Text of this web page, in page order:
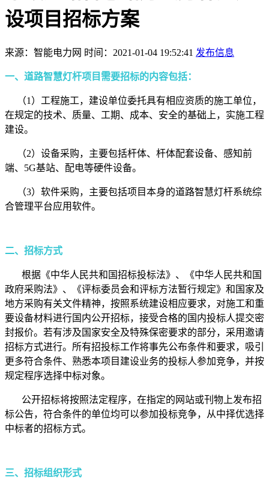
设项目招标方案
来源：智能电力网 时间：2021-01-04 19:52:41 发布信息
一、道路智慧灯杆项目需要招标的内容包括：
（1）工程施工，建设单位委托具有相应资质的施工单位，
在规定的技术、质量、工期、成本、安全的基础上，实施工程
建设。
（2）设备采购，主要包括杆体、杆体配套设备、感知前
端、5G基站、配电等硬件设备。
（3）软件采购，主要包括项目本身的道路智慧灯杆系统综
合管理平台应用软件。
二、招标方式
根据《中华人民共和国招标投标法》、《中华人民共和国
政府采购法》、《评标委员会和评标方法暂行规定》和国家及
地方采购有关文件精神，按照系统建设相应要求，对施工和重
要设备材料进行国内公开招标，接受合格的国内投标人提交密
封报价。若有涉及国家安全及特殊保密要求的部分，采用邀请
招标方式进行。所有招投标工作将事先公布条件和要求，吸引
更多符合条件、熟悉本项目建设业务的投标人参加竞争，并按
规定程序选择中标对象。
公开招标将按照法定程序，在指定的网站或刊物上发布招
标公告，符合条件的单位均可以参加投标竞争，从中择优选择
中标者的招标方式。
三、招标组织形式